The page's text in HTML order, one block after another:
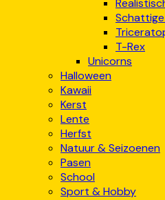
Schattige
T-Rex
Unicorns
Halloween
Kawaii
Kerst
Lente
Herfst
Natuur & Seizoenen
Pasen
School
Sport & Hobby